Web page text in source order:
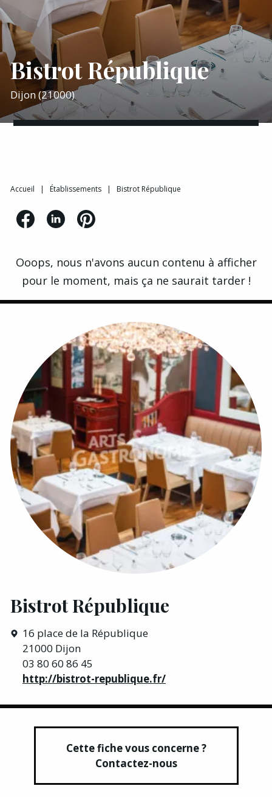
Bistrot République
Dijon (21000)
Accueil | Établissements | Bistrot République
Ooops, nous n'avons aucun contenu à afficher
pour le moment, mais ça ne saurait tarder !
Bistrot République
16 place de la République
21000 Dijon
03 80 60 86 45
http://bistrot-republique.fr/
Cette fiche vous concerne ?
Contactez-nous